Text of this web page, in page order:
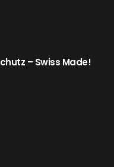
– Swiss Made!